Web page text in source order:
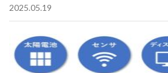
2025.05.19